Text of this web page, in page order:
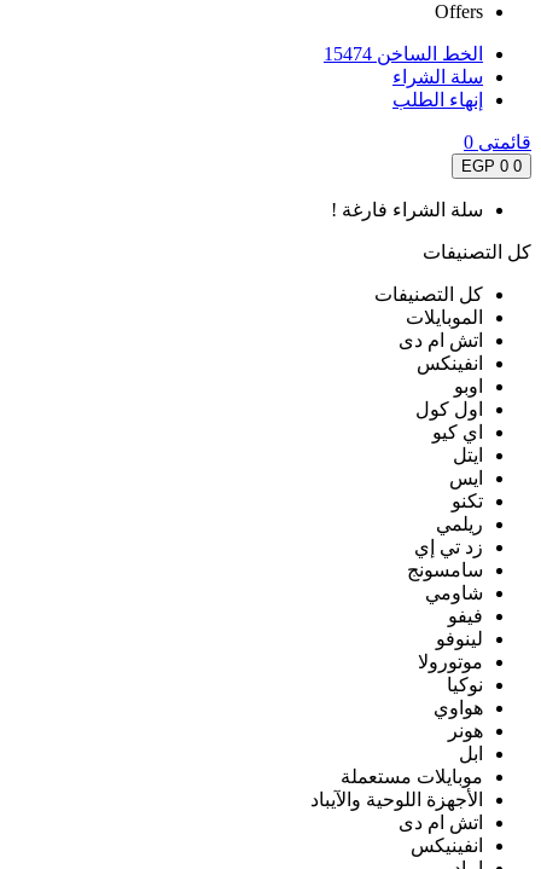
Offers
الخط الساخن 15474
سلة الشراء
إنهاء الطلب
قائمتى 0
0
0 EGP
سلة الشراء فارغة !
كل التصنيفات
كل التصنيفات
الموبايلات
اتش ام دى
انفينكس
اوبو
اول كول
اي كيو
ايتل
ايس
تكنو
ريلمي
زد تي إي
سامسونج
شاومي
فيفو
لينوفو
موتورولا
نوكيا
هواوي
هونر
ابل
موبايلات مستعملة
الأجهزة اللوحية والآيباد
اتش ام دى
انفينيكس